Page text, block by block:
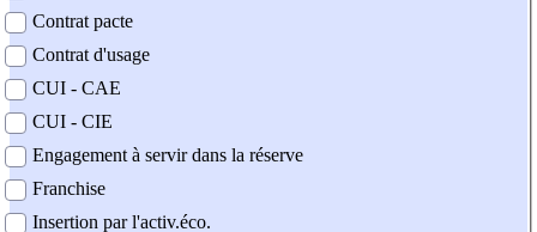
Contrat pacte
Contrat d'usage
CUI - CAE
CUI - CIE
Engagement à servir dans la réserve
Franchise
Insertion par l'activ.éco.